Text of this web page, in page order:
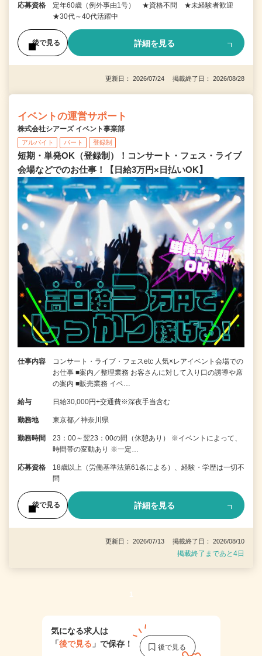
応募資格
定年60歳（例外事由1号） ★資格不問 ★未経験者歓迎
★30代～40代活躍中
後で見る 詳細を見る
更新日： 2026/07/24 掲載終了日： 2026/08/28
イベントの運営サポート
株式会社シアーズ イベント事業部
アルバイト パート 登録制
短期・単発OK（登録制）！コンサート・フェス・ライブ
会場などでのお仕事！【日給3万円×日払いOK】
仕事内容
コンサート・ライブ・フェスetc 人気×レアイベント会場での
お仕事 ■案内／整理業務 お客さんに対して入り口の誘導や席
の案内 ■販売業務 イベ…
給与 日給30,000円+交通費※深夜手当含む
勤務地 東京都／神奈川県
勤務時間
23：00～翌23：00の間（休憩あり） ※イベントによって、
時間帯の変動あり ※一定…
応募資格
18歳以上（労働基準法第61条による）、経験・学歴は一切不
問
後で見る 詳細を見る
更新日： 2026/07/13 掲載終了日： 2026/08/10
掲載終了まであと4日
1
気になる求人は
「後で見る 」で保存！